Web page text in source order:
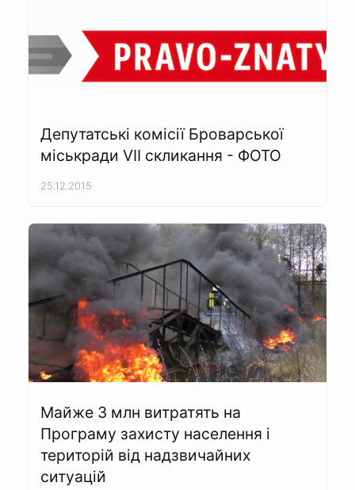
Депутатські комісії Броварської
міськради VII скликання - ФОТО
25.12.2015
Майже 3 млн витратять на
Програму захисту населення і
територій від надзвичайних
ситуацій